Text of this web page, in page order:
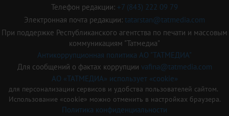
Телефон редакции: +7 (843) 222 09 79
Электронная почта редакции: tatarstan@tatmedia.com
При поддержке Республиканского агентства по печати и массовым
коммуникациям "Татмедиа"
Антикоррупционная политика АО "ТАТМЕДИА"
Для сообщений о фактах коррупции vafina@tatmedia.com
АО «ТАТМЕДИА» использует «cookie»
для персонализации сервисов и удобства пользователей сайтом.
Использование «cookie» можно отменить в настройках браузера.
Политика конфиденциальности